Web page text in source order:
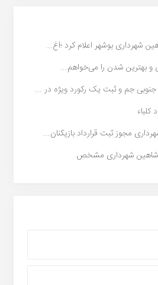
شهرداری بوشهر اعلام کرد ؛آغ...
و بهترین شدن را می‌خواهم...
جم و ثبت یک رکورد ویژه در ...
مجوز ثبت قرارداد بازیکنان...
شاهین شهرداری مشخص